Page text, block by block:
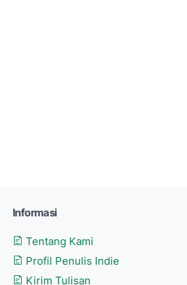
Informasi
Tentang Kami
Profil Penulis Indie
Kirim Tulisan